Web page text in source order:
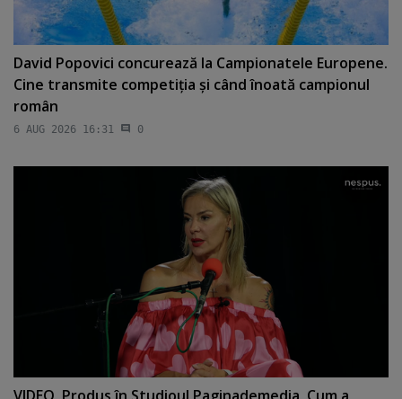
David Popovici concurează la Campionatele Europene.
Cine transmite competiţia şi când înoată campionul
român
6 AUG 2026 16:31 0